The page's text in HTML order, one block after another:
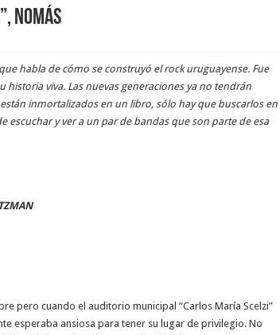
nomás
habla de cómo se construyó el rock uruguayense. Fue
viva. Las nuevas generaciones ya no tendrán
inmortalizados en un libro, sólo hay que buscarlos en
escuchar y ver a un par de bandas que son parte de esa
pero cuando el auditorio municipal “Carlos María Scelzi”
esperaba ansiosa para tener su lugar de privilegio. No